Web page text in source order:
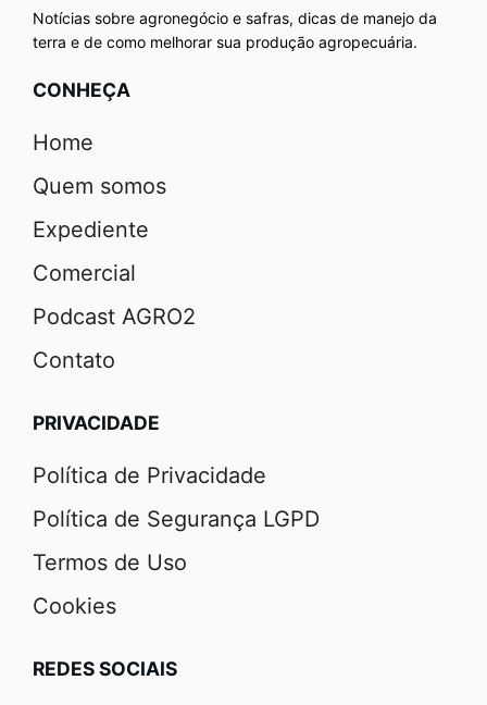
Notícias sobre agronegócio e safras, dicas de manejo da
terra e de como melhorar sua produção agropecuária.
CONHEÇA
Home
Quem somos
Expediente
Comercial
Podcast AGRO2
Contato
PRIVACIDADE
Política de Privacidade
Política de Segurança LGPD
Termos de Uso
Cookies
REDES SOCIAIS